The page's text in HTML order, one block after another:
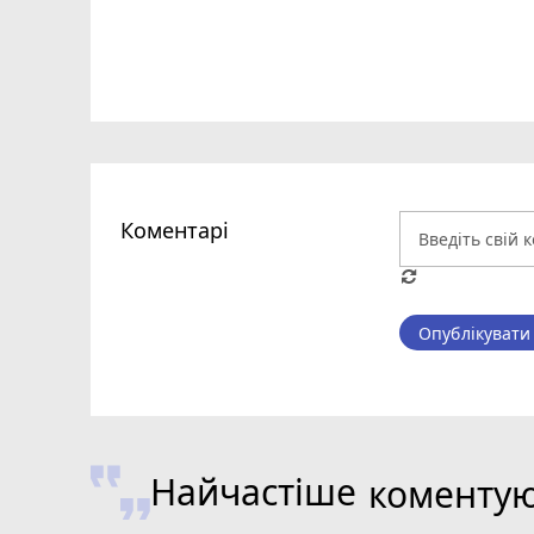
Коментарі
Найчастіше